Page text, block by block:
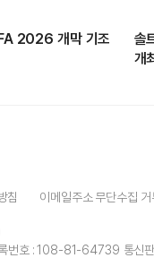
2026 개막 기조
솔
개
침 이메일주소 무단수집 거
번호 : 108-81-64739 통신